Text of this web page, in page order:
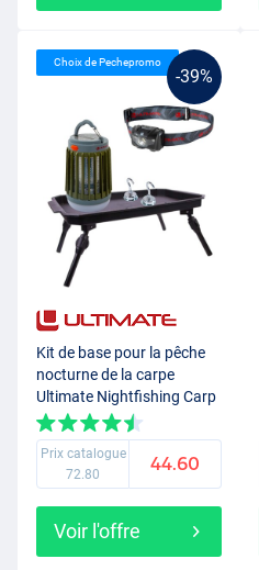
-39%
Choix de Pechepromo
Kit de base pour la pêche
nocturne de la carpe
Ultimate Nightfishing Carp
Essentials Set
Prix catalogue
72.80
44.60
Voir l'offre